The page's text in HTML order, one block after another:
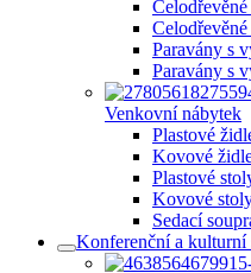
Paravány s
Paravány s
Venkovní nábytek
Plastové
Kovové
Plastové
Kovové
Sedací
Konferenční a kulturní